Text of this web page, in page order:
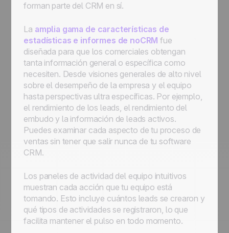
forman parte del CRM en sí.
La amplia gama de características de
estadísticas e informes de noCRM fue
diseñada para que los comerciales obtengan
tanta información general o específica como
necesiten. Desde visiones generales de alto nivel
sobre el desempeño de la empresa y el equipo
hasta perspectivas ultra específicas. Por ejemplo,
el rendimiento de los leads, el rendimiento del
embudo y la información de leads activos.
Puedes examinar cada aspecto de tu proceso de
ventas sin tener que salir nunca de tu software
CRM.
Los paneles de actividad del equipo intuitivos
muestran cada acción que tu equipo está
tomando. Esto incluye cuántos leads se crearon y
qué tipos de actividades se registraron, lo que
facilita mantener el pulso en todo momento.